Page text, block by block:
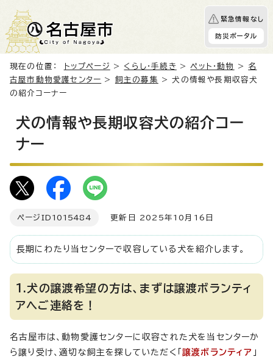
緊急情報なし
防災ポータル
現在の位置： トップページ > くらし・手続き >ペット・動物 > 名
古屋市動物愛護センター > 飼主の募集
> 犬の情報や長期収容犬
の紹介コーナー
犬の情報や長期収容犬の紹介コー
ナー
ページID 1015484 更新日 2025年10月16日
長期にわたり当センターで収容している犬を紹介します。
1.犬の譲渡希望の方は、まずは譲渡ボランティ
アへご連絡を！
名古屋市は、動物愛護センターに収容された犬を当センターか
ら譲り受け、適切な飼主を探していただく「 譲渡ボランティア 」